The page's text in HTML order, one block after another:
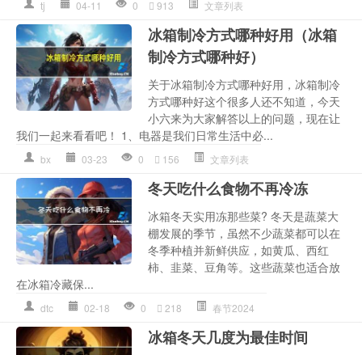
tj 04-11 0 913 文章列表
冰箱制冷方式哪种好用（冰箱
制冷方式哪种好）
关于冰箱制冷方式哪种好用，冰箱制冷
方式哪种好这个很多人还不知道，今天
小六来为大家解答以上的问题，现在让
我们一起来看看吧！ 1、电器是我们日常生活中必...
bx 03-23 0 156 文章列表
冬天吃什么食物不再冷冻
冰箱冬天实用冻那些菜? 冬天是蔬菜大
棚发展的季节，虽然不少蔬菜都可以在
冬季种植并新鲜供应，如黄瓜、西红
柿、韭菜、豆角等。这些蔬菜也适合放
在冰箱冷藏保...
dtc 02-18 0 218 春节2024
冰箱冬天几度为最佳时间